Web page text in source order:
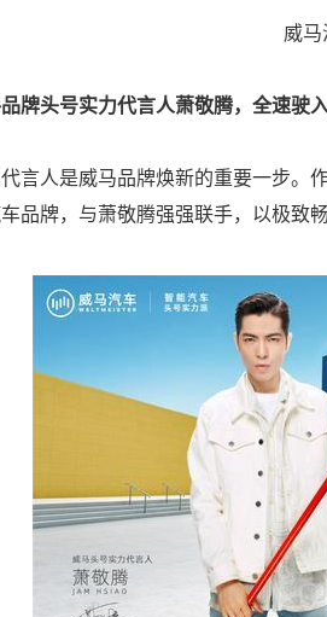
威马汽
牌头号实力代言人萧敬腾，全速驶
人是威马品牌焕新的重要一步。作
品牌，与萧敬腾强强联手，以极致